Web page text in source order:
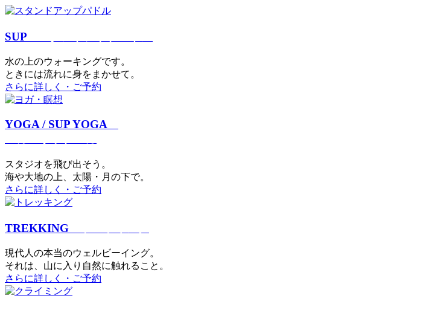
SUP
⽔の上のウォーキングです。
ときには流れに身をまかせて。
さらに詳しく・ご予約
YOGA / SUP YOGA
スタジオを⾶び出そう。
海や大地の上、太陽・⽉の下で。
さらに詳しく・ご予約
TREKKING
現代⼈の本当のウェルビーイング。
それは、⼭に⼊り⾃然に触れること。
さらに詳しく・ご予約